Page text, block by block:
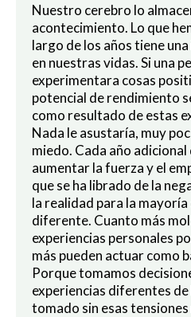
Nuestro cerebro lo
acontecimiento. Lo que
largo de los años tiene
en nuestras vidas. Si una
experimentara cosas
potencial de rendimiento
como resultado de estas
Nada le asustaría, muy
miedo. Cada año
aumentar la fuerza y el
que se ha librado de la
la realidad para la
diferente. Cuanto más
experiencias personales
más pueden actuar como
Porque tomamos
experiencias diferentes
tomado sin esas